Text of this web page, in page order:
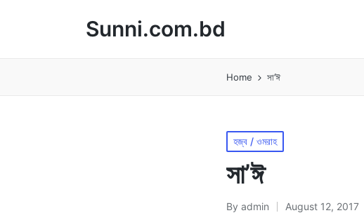
Sunni.com.bd
Home সা’ঈ
Posted
in
হজ্ব / ওমরাহ
সা’ঈ
Posted
By admin August 12, 2017